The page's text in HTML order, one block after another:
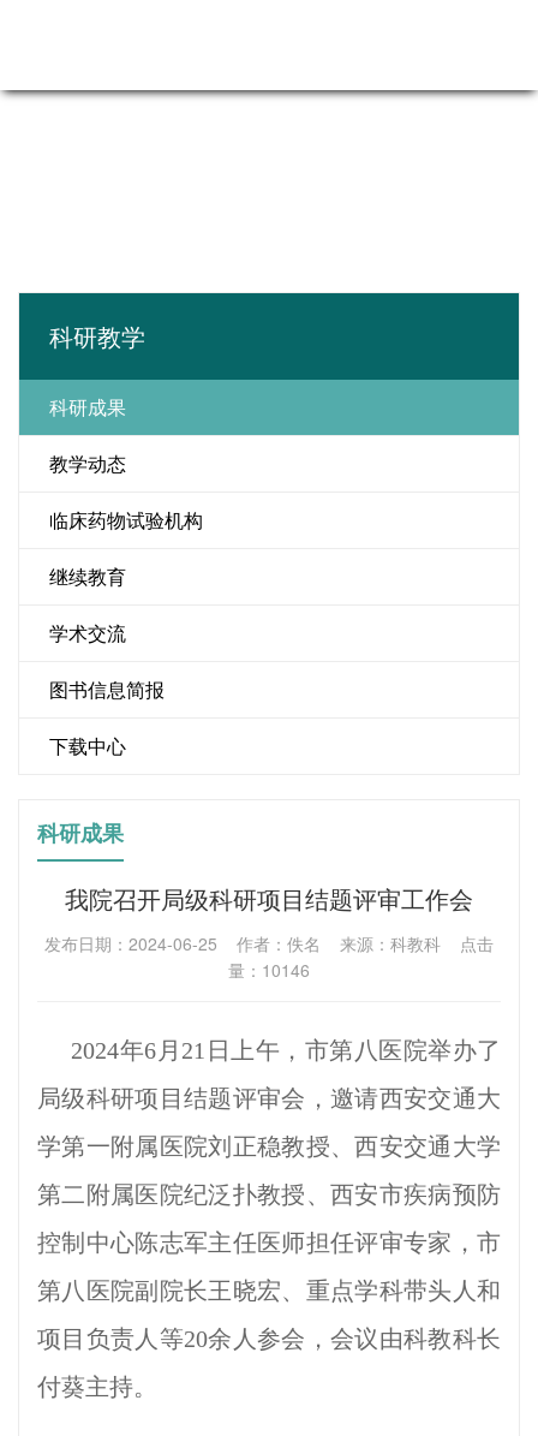
科研教学
科研成果
教学动态
临床药物试验机构
继续教育
学术交流
图书信息简报
下载中心
科研成果
我院召开局级科研项目结题评审工作会
发布日期：2024-06-25 作者：佚名 来源：科教科 点击
量：10146
2024年6月21日上午，市第八医院举办了
局级科研项目结题评审会，邀请西安交通大
学第一附属医院刘正稳教授、西安交通大学
第二附属医院纪泛扑教授、西安市疾病预防
控制中心陈志军主任医师担任评审专家，市
第八医院副院长王晓宏、重点学科带头人和
项目负责人等20余人参会，会议由科教科长
付葵主持。